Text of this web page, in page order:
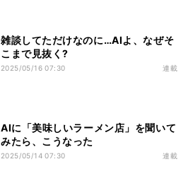
雑談してただけなのに…AIよ、なぜそ
こまで見抜く?
2025/05/16 07:30 連載
AIに「美味しいラーメン店」を聞いて
みたら、こうなった
2025/05/14 07:30 連載